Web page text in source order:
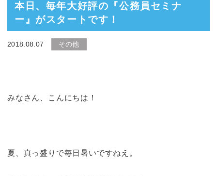
本日、毎年大好評の『公務員セミナ
ー』がスタートです！
2018.08.07 その他
みなさん、こんにちは！
夏、真っ盛りで毎日暑いですねえ。